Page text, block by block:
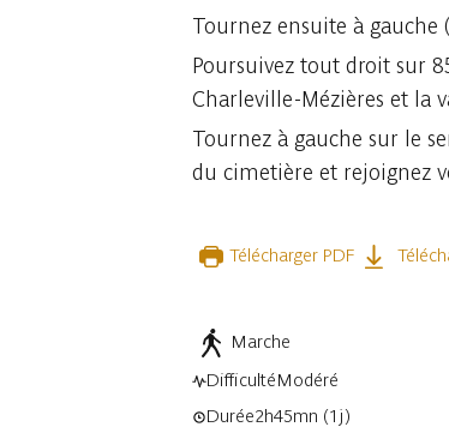
Tournez ensuite à
Poursuivez tout droit sur
Charleville-Mézières et la
Tournez à gauche sur le
du cimetière et rejoignez
Télécharger PDF
Marche
DifficultéModéré
Durée2h45mn (1j)